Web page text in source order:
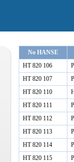
No HANSE
HT 820 106
HT 820 107
HT 820 110
HT 820 111
HT 820 112
HT 820 113
HT 820 114
HT 820 115